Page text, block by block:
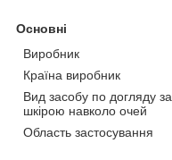
Основні
Виробник
Країна виробник
Вид засобу по догляду за
шкірою навколо очей
Область застосування